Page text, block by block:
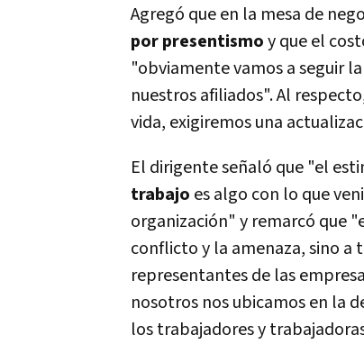
Agregó que en la mesa de
por presentismoy que el
"obviamente vamos a seguir
nuestros afiliados". Al
vida, exigiremos una
El dirigente señaló que "el
trabajo es algo con lo que
organización" y remarcó que
conflicto y la amenaza, sino a
representantes de las
nosotros nos ubicamos en la
los trabajadores y